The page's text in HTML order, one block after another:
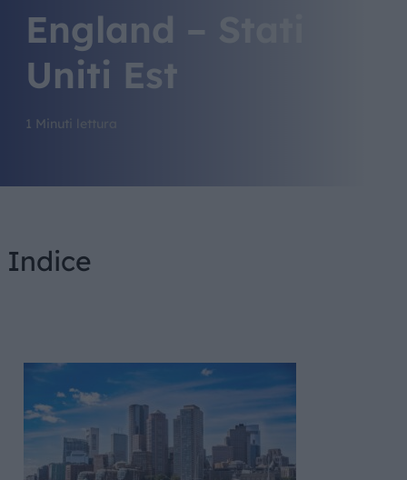
England – Stati
Uniti Est
1 Minuti lettura
Indice